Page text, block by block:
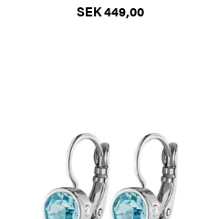
SEK 449,00